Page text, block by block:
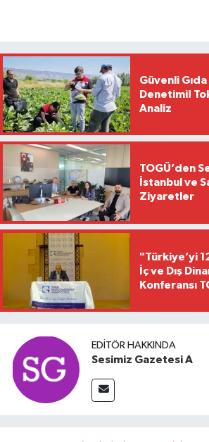
Güvenli
Denetimi!
Analiz
TOGÜ’den
İstanbul ve
Ziyaretler
"Türkiye’yi
İç ve Dış
Konferansı
EDITÖR HAKKINDA
Sesimiz Gazetesi A